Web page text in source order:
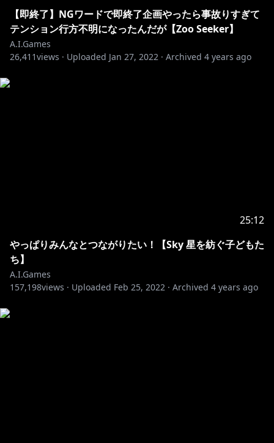
【即終了】NGワードで即終了企画やったら事故りすぎて
テンション行方不明になったんだが【Zoo Seeker】
A.I.Games
26,411views · Uploaded Jan 27, 2022 · Archived 4 years ago
25:12
やっぱりみんなとつながりたい！【Sky 星を紡ぐ子どもた
ち】
A.I.Games
157,198views · Uploaded Feb 25, 2022 · Archived 4 years ago